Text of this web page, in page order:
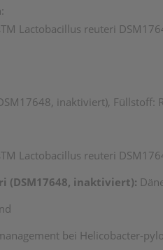
Lactobacillus reuteri
inaktiviert),
TM Lactobacillus reuteri
(DSM17648, inaktiviert):
bei Helicobacter-